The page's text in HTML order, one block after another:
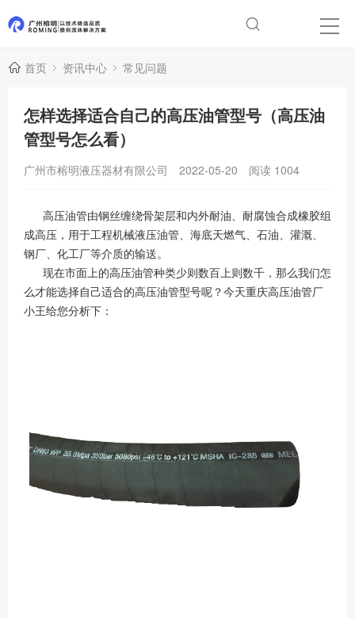
首页 资讯中心 常见问题
怎样选择适合自己的高压油管型号（高压油
管型号怎么看）
广州市榕明液压器材有限公司 2022-05-20 阅读 1004
高压油管由钢丝缠绕骨架层和内外耐油、耐腐蚀合成橡胶组
成高压，用于工程机械液压油管、海底天燃气、石油、灌溉、
钢厂、化工厂等介质的输送。
现在市面上的高压油管种类少则数百上则数千，那么我们怎
么才能选择自己适合的高压油管型号呢？今天重庆高压油管厂
小王给您分析下：